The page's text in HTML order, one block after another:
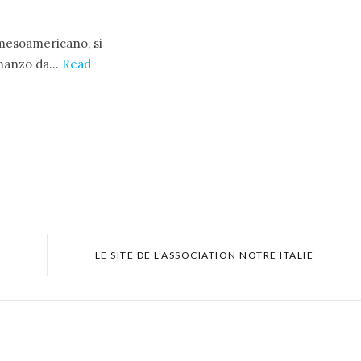
si
da… Read
LE SITE DE L’ASSOCIATION NOTRE ITALIE